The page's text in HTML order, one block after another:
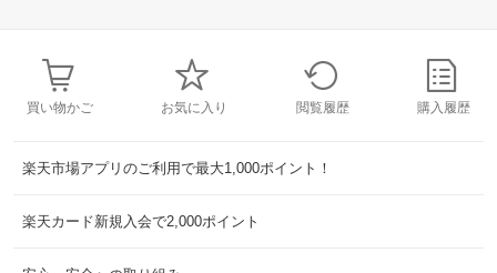
買い物かご お気に入り 閲覧履歴 購入履歴
楽天市場アプリのご利用で最大1,000ポイント！
楽天カード新規入会で2,000ポイント